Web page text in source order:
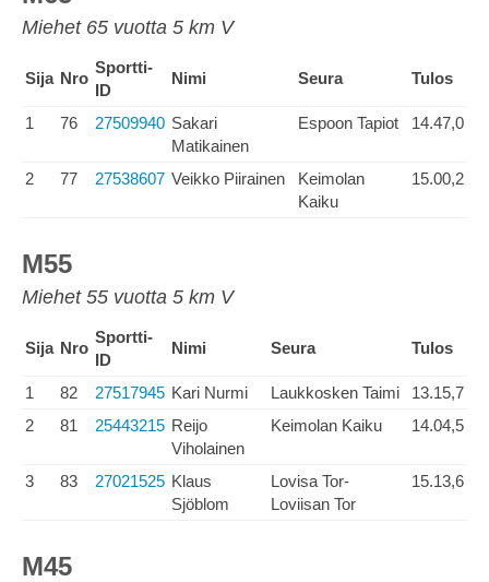
Miehet 65 vuotta 5 km V
Sija Nro
Sportti-
ID
Nimi Seura Tulos
1 76 27509940 Sakari
Matikainen
Espoon Tapiot 14.47,0
2 77 27538607 Veikko Piirainen
Keimolan
Kaiku
15.00,2
M55
Miehet 55 vuotta 5 km V
Sija Nro
Sportti-
ID
Nimi Seura Tulos
1 82 27517945 Kari Nurmi Laukkosken Taimi
13.15,7
2
81 25443215 Reijo
Viholainen
Keimolan Kaiku 14.04,5
3 83 27021525 Klaus
Sjöblom
Lovisa Tor-
Loviisan Tor
15.13,6
M45